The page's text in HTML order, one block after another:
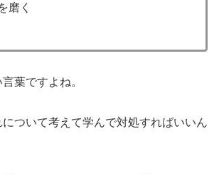
磨く
葉ですよね。
ついて考えて学んで対処すればいいん